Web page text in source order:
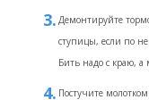
Демонтируйте
ступицы, если по
Бить надо с краю, а
Постучите